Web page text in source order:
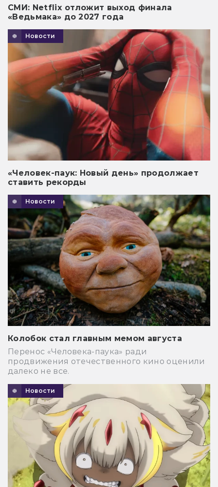
СМИ: Netflix отложит выход финала
«Ведьмака» до 2027 года
Новости
«Человек-паук: Новый день» продолжает
ставить рекорды
Новости
Колобок стал главным мемом августа
Перенос «Человека-паука» ради
продвижения отечественного кино оценили
далеко не все.
Новости